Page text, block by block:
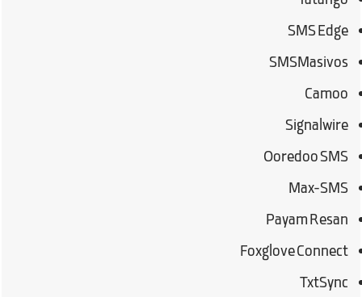
SMS Edge
SMSMasivos
Camoo
Signalwire
Ooredoo SMS
Max-SMS
Payam Resan
Foxglove Connect
TxtSync